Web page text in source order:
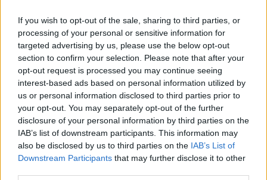
If you wish to opt-out of the sale, sharing to third parties, or
processing of your personal or sensitive information for
targeted advertising by us, please use the below opt-out
section to confirm your selection. Please note that after your
opt-out request is processed you may continue seeing
interest-based ads based on personal information utilized by
us or personal information disclosed to third parties prior to
your opt-out. You may separately opt-out of the further
disclosure of your personal information by third parties on the
IAB’s list of downstream participants. This information may
also be disclosed by us to third parties on the IAB’s List of
Downstream Participants that may further disclose it to other
Žiūrimiausi įrašai
00:00:30
Vaizdai iš tragiškos avarijos Vilniaus r.: dviejų moterų ir
vaiko gyvybių išgelbėti nepavyko
Žinios | Lietuvos diena
00:00:57
Savaitės vidurys nusimato karštas: temperatūra kils iki